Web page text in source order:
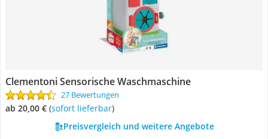
Clementoni Sensorische Waschmaschine
27 Bewertungen
ab 20,00 € ( Sofort lieferbar)
Preisvergleich und weitere Angebote